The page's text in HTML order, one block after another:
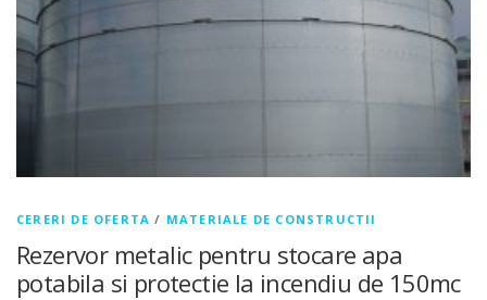
CERERI DE OFERTA / MATERIALE DE CONSTRUCTII
Rezervor metalic pentru stocare apa
potabila si protectie la incendiu de 150mc